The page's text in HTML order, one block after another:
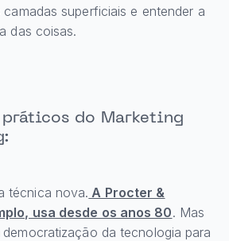
superficiais e entender a
das coisas.
práticos do Marketing
técnica nova. A Procter &
usa desde os anos 80. Mas
da tecnologia para